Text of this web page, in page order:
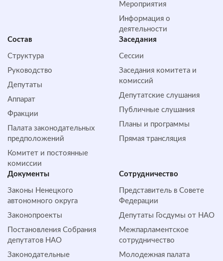
Мероприятия
Информация о
деятельности
Состав
Структура
Руководство
Депутаты
Аппарат
Фракции
Палата законодательных
предположений
Комитет и постоянные
комиссии
Заседания
Сессии
Заседания комитета и
комиссий
Депутатские слушания
Публичные слушания
Планы и программы
Прямая трансляция
Документы
Законы Ненецкого
автономного округа
Законопроекты
Постановления Собрания
депутатов НАО
Законодательные
Сотрудничество
Представитель в Совете
Федерации
Депутаты Госдумы от НАО
Межпарламентское
сотрудничество
Молодежная палата